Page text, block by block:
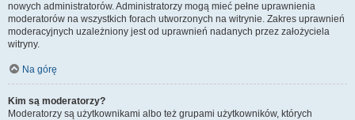
nowych administratorów. Administratorzy mogą mieć pełne uprawnienia
moderatorów na wszystkich forach utworzonych na witrynie. Zakres uprawnień
moderacyjnych uzależniony jest od uprawnień nadanych przez założyciela
witryny.
Na górę
Kim są moderatorzy?
Moderatorzy są użytkownikami albo też grupami użytkowników, których